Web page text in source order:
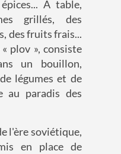
A table,
grillés, des
des fruits frais...
plov », consiste
un bouillon,
légumes et de
au paradis des
l'ère soviétique,
en place de